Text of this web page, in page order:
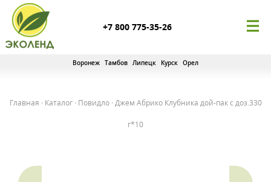
+7 800 775-35-26
Воронеж Тамбов Липецк Курск Орел
Главная · Каталог· Повидло· Джем Абрико Клубника дой-пак с доз.330
г*10